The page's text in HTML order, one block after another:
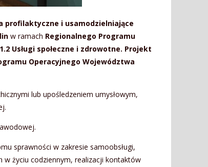
profilaktyczne i usamodzielniające
w ramach Regionalnego Programu
Usługi społeczne i zdrowotne. Projekt
Operacyjnego Województwa
lub upośledzeniem umysłowym,
sprawności w zakresie samoobsługi,
w życiu codziennym, realizacji kontaktów